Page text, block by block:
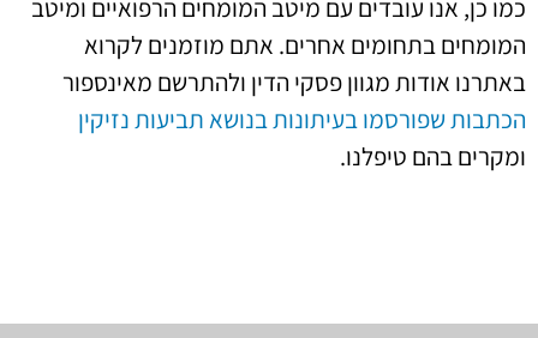
כמו כן, אנו עובדים עם מיטב המומחים הרפואיים ומיטב
המומחים בתחומים אחרים. אתם מוזמנים לקרוא
באתרנו אודות מגוון פסקי הדין ולהתרשם מאינספור
הכתבות שפורסמו בעיתונות בנושא תביעות נזיקין
ומקרים בהם טיפלנו.